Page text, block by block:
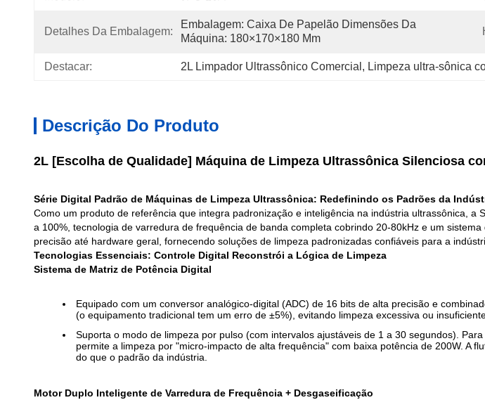
Detalhes Da Embalagem:
Embalagem: Caixa De Papelão Dimensões Da
Máquina: 180×170×180 Mm
Destacar: 2L Limpador Ultrassônico Comercial , Limpeza ultra-sônica
Descrição Do Produto
2L [Escolha de Qualidade] Máquina de Limpeza Ultrassônica Silenciosa
Série Digital Padrão de Máquinas de Limpeza Ultrassônica: Redefinindo os Padrões da
Como um produto de referência que integra padronização e inteligência na indústria ultrassônica,
a 100%, tecnologia de varredura de frequência de banda completa cobrindo 20-80kHz e um
precisão até hardware geral, fornecendo soluções de limpeza padronizadas confiáveis para a
Tecnologias Essenciais: Controle Digital Reconstrói a Lógica de Limpeza
Sistema de Matriz de Potência Digital
Equipado com um conversor analógico-digital (ADC) de 16 bits de alta precisão e
(o equipamento tradicional tem um erro de ±5%), evitando limpeza excessiva ou
Suporta o modo de limpeza por pulso (com intervalos ajustáveis de 1 a 30 segundos).
permite a limpeza por "micro-impacto de alta frequência" com baixa potência de 200W. A
do que o padrão da indústria.
Motor Duplo Inteligente de Varredura de Frequência + Desgaseificação